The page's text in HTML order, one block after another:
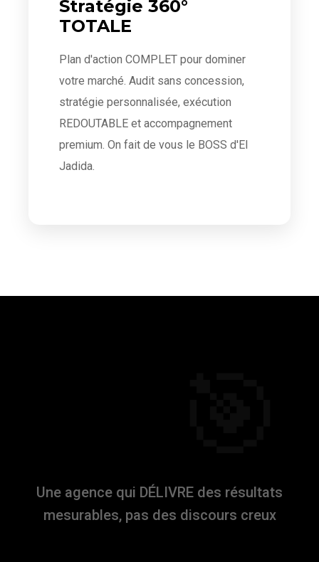
Stratégie 360°
TOTALE
Plan d'action COMPLET pour dominer
votre marché. Audit sans concession,
stratégie personnalisée, exécution
REDOUTABLE et accompagnement
premium. On fait de vous le BOSS d'El
Jadida.
Une agence qui DÉLIVRE des résultats
mesurables, pas des discours creux